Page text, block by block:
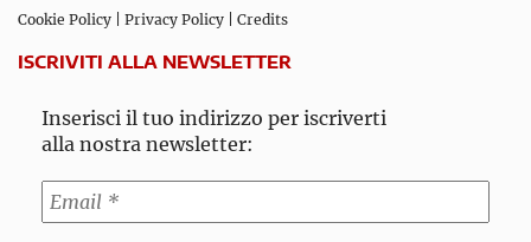
Cookie Policy Privacy Policy Credits
ISCRIVITI ALLA NEWSLETTER
Inserisci il tuo indirizzo per iscriverti
alla nostra newsletter: